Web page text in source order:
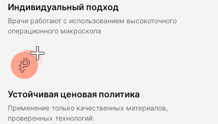
Индивидуальный подход
Врачи работают с использованием высокоточного
операционного микроскопа
Устойчивая ценовая политика
Применение только качественных материалов,
проверенных технологий.